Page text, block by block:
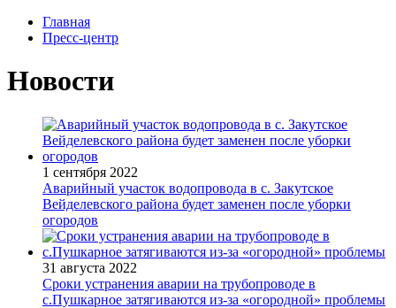
Главная
Пресс-центр
Новости
1 сентября 2022
Аварийный участок водопровода в с. Закутское
Вейделевского района будет заменен после уборки
огородов
31 августа 2022
Сроки устранения аварии на трубопроводе в
с.Пушкарное затягиваются из-за «огородной» проблемы